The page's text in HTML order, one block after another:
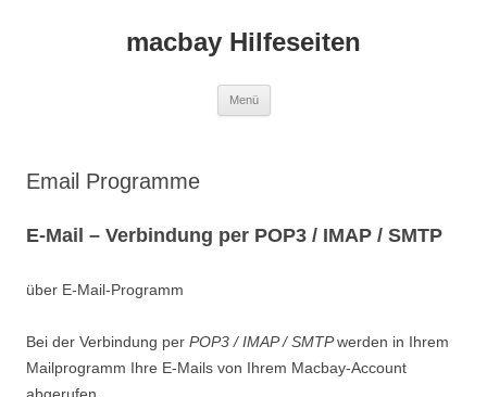
macbay Hilfeseiten
Menü
Email Programme
E-Mail – Verbindung per POP3 / IMAP / SMTP
über E-Mail-Programm
Bei der Verbindung per POP3 / IMAP / SMTPwerden in Ihrem
Mailprogramm Ihre E-Mails von Ihrem Macbay-Account